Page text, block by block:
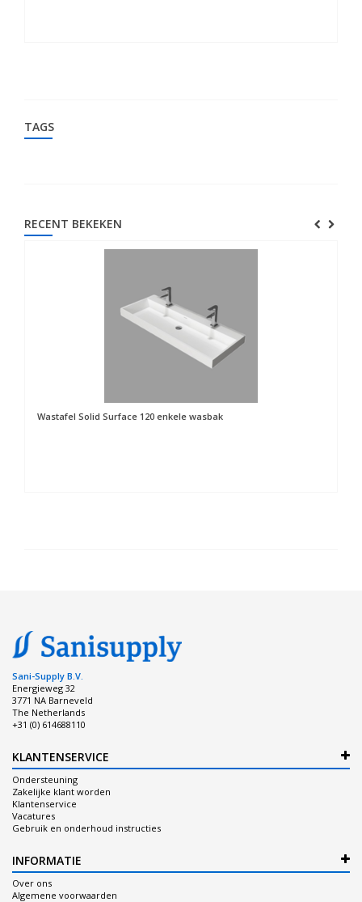
TAGS
RECENT BEKEKEN
Wastafel Solid Surface 120 enkele wasbak
Sani-Supply B.V.
Energieweg 32
3771 NA Barneveld
The Netherlands
+31 (0) 614688110
KLANTENSERVICE
Ondersteuning
Zakelijke klant worden
Klantenservice
Vacatures
Gebruik en onderhoud instructies
INFORMATIE
Over ons
Algemene voorwaarden